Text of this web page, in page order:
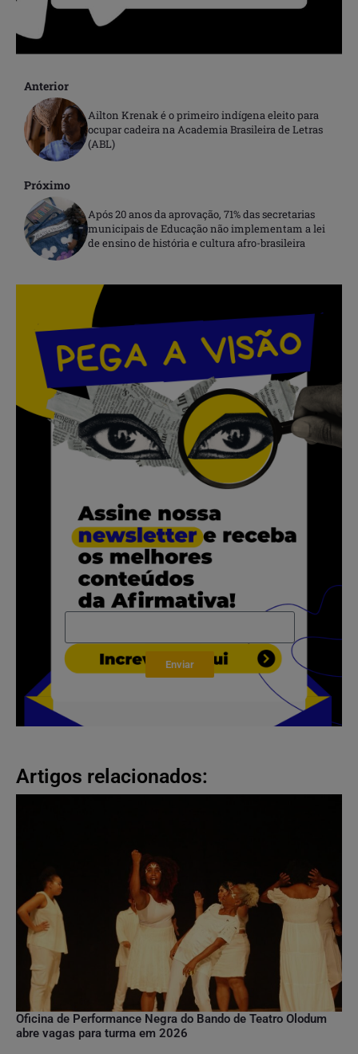
Anterior
Ailton Krenak é o primeiro indígena eleito para
ocupar cadeira na Academia Brasileira de Letras
(ABL)
Próximo
Após 20 anos da aprovação, 71% das secretarias
municipais de Educação não implementam a lei
de ensino de história e cultura afro-brasileira
.
.
Enviar
Artigos relacionados:
Oficina de Performance Negra do Bando de Teatro Olodum
abre vagas para turma em 2026